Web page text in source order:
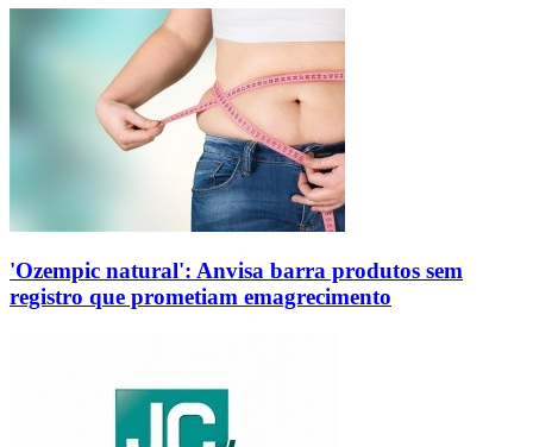
'Ozempic natural': Anvisa barra produtos sem
registro que prometiam emagrecimento